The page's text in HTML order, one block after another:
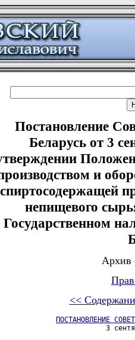
Постановление
Беларусь от 3
и
спиртосодержащей
непищевого
Государственном
Архив
<<
ПОСТАНОВЛЕНИЕ
3